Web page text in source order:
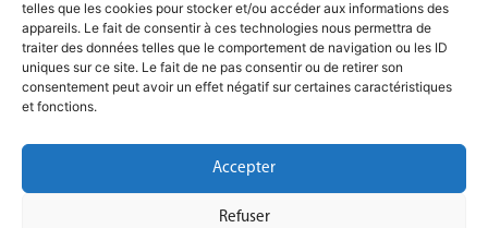
telles que les cookies pour stocker et/ou accéder aux informations des
appareils. Le fait de consentir à ces technologies nous permettra de
traiter des données telles que le comportement de navigation ou les ID
uniques sur ce site. Le fait de ne pas consentir ou de retirer son
consentement peut avoir un effet négatif sur certaines caractéristiques
et fonctions.
Accepter
Refuser